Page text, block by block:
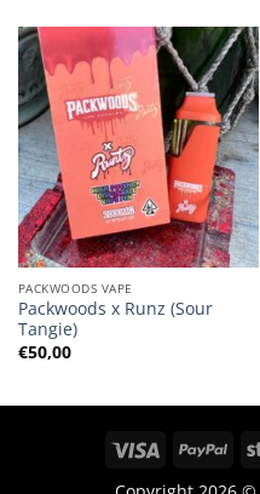
PACKWOODS VAPE
Packwoods x Runz (Sour
Tangie)
€50,00